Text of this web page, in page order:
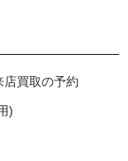
店買取の予約
)